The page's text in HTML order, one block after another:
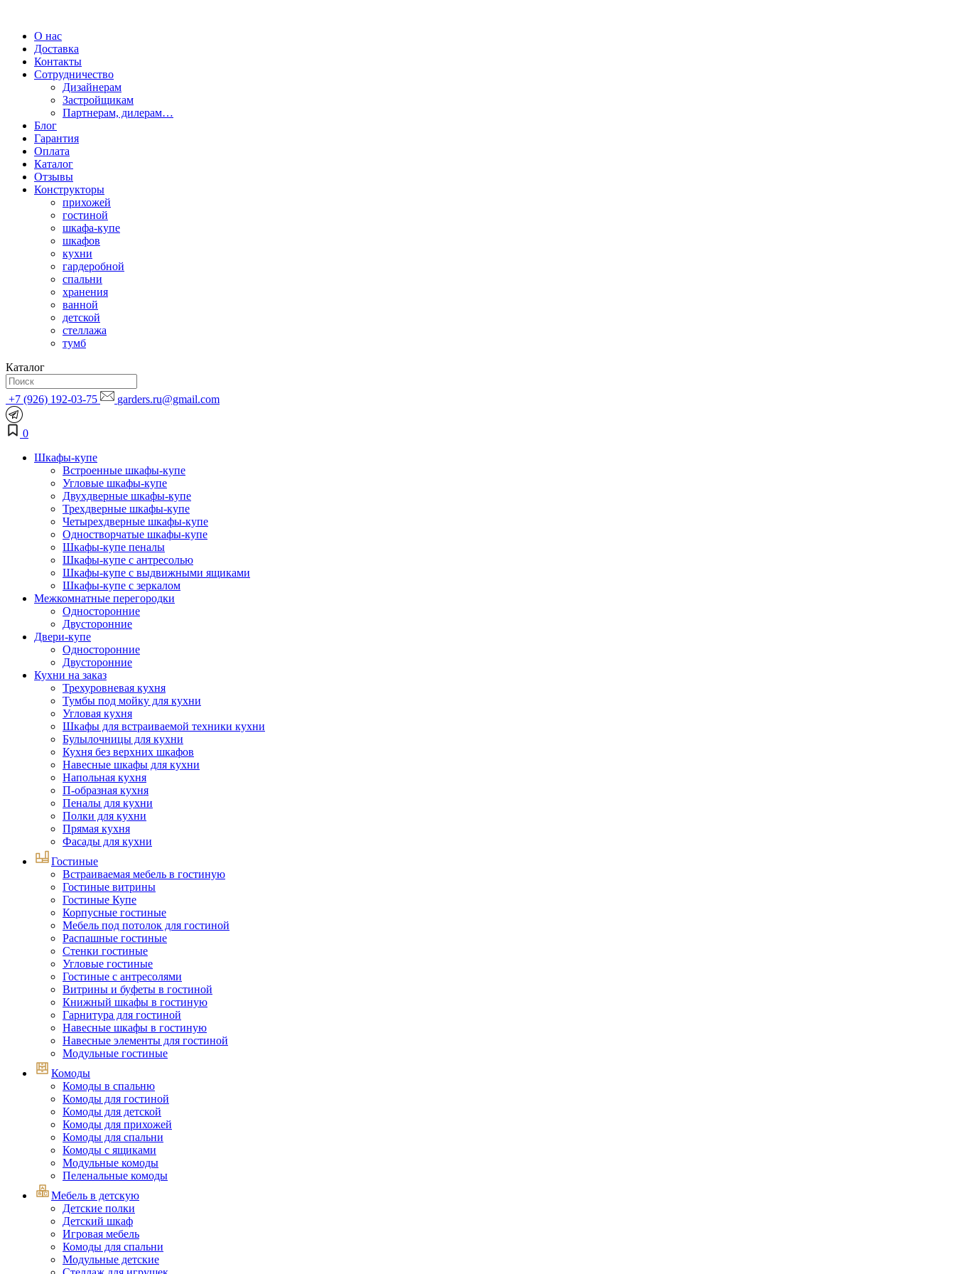
О нас
Доставка
Контакты
Сотрудничество
Дизайнерам
Застройщикам
Партнерам, дилерам…
Блог
Гарантия
Оплата
Каталог
Отзывы
Конструкторы
прихожей
гостиной
шкафа-купе
шкафов
кухни
гардеробной
спальни
хранения
ванной
детской
стеллажа
тумб
Каталог
+7 (926) 192-03-75 garders.ru@gmail.com
0
Шкафы-купе
Встроенные шкафы-купе
Угловые шкафы-купе
Двухдверные шкафы-купе
Трехдверные шкафы-купе
Четырехдверные шкафы-купе
Одностворчатые шкафы-купе
Шкафы-купе пеналы
Шкафы-купе с антресолью
Шкафы-купе с выдвижными ящиками
Шкафы-купе с зеркалом
Межкомнатные перегородки
Односторонние
Двусторонние
Двери-купе
Односторонние
Двусторонние
Кухни на заказ
Трехуровневая кухня
Тумбы под мойку для кухни
Угловая кухня
Шкафы для встраиваемой техники кухни
Булылочницы для кухни
Кухня без верхних шкафов
Навесные шкафы для кухни
Напольная кухня
П-образная кухня
Пеналы для кухни
Полки для кухни
Прямая кухня
Фасады для кухни
Гостиные
Встраиваемая мебель в гостиную
Гостиные витрины
Гостиные Купе
Корпусные гостиные
Мебель под потолок для гостиной
Распашные гостиные
Стенки гостиные
Угловые гостиные
Гостиные с антресолями
Витрины и буфеты в гостиной
Книжный шкафы в гостиную
Гарнитура для гостиной
Навесные шкафы в гостиную
Навесные элементы для гостиной
Модульные гостиные
Комоды
Комоды в спальню
Комоды для гостиной
Комоды для детской
Комоды для прихожей
Комоды для спальни
Комоды с ящиками
Модульные комоды
Пеленальные комоды
Мебель в детскую
Детские полки
Детский шкаф
Игровая мебель
Комоды для спальни
Модульные детские